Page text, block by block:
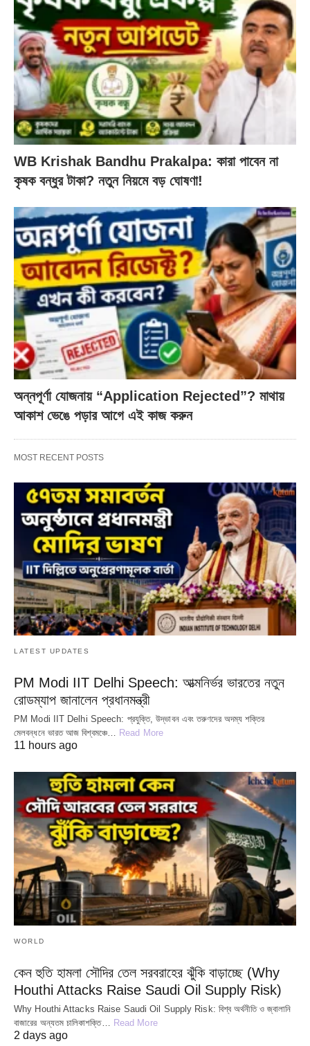
WB Krishak Bandhu Prakalpa: কারা পাবেন না
কৃষক বন্ধুর টাকা? নতুন নিয়মে বড় ঘোষণা!
অন্নপূর্ণা যোজনায় “Application Rejected”? মাথায়
আকাশ ভেঙে পড়ার আগে এই কাজ করুন
MOST RECENT POSTS
LATEST UPDATES
PM Modi IIT Delhi Speech: আত্মনির্ভর ভারতের নতুন
রোডম্যাপ জানালেন প্রধানমন্ত্রী
PM Modi IIT Delhi Speech: প্রযুক্তি, উদ্ভাবন এবং তরুণদের অদম্য শক্তির
মেলবন্ধনে ভারত আজ বিশ্বমঞ্চে… Read More
11 hours ago
WORLD
কেন হুতি হামলা সৌদির তেল সরবরাহের ঝুঁকি বাড়াচ্ছে (Why
Houthi Attacks Raise Saudi Oil Supply Risk)
Why Houthi Attacks Raise Saudi Oil Supply Risk: বিশ্ব অর্থনীতি ও জ্বালানি
বাজারের অন্যতম চালিকাশক্তি…
Read More
2 days ago